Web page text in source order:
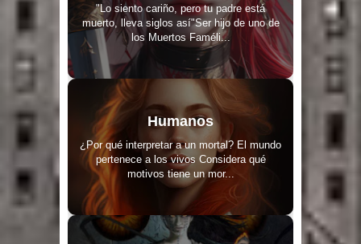
"Lo siento cariño, pero tu padre está
muerto, lleva siglos así"Ser hijo de uno de
los Muertos Faméli...
Humanos
¿Por qué interpretar a un mortal? El mundo
pertenece a los vivos Considera qué
motivos tiene un mor...